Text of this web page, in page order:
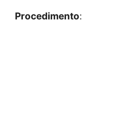
Procedimento: